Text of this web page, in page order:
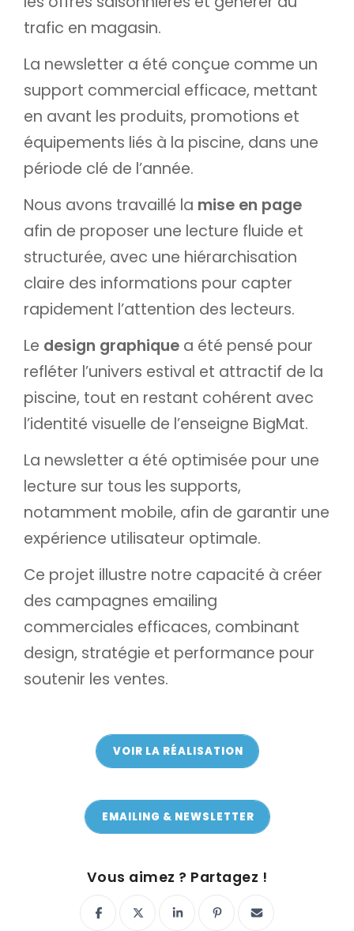
trafic en magasin.
La newsletter a été conçue comme un
support commercial efficace, mettant
en avant les produits, promotions et
équipements liés à la piscine, dans une
période clé de l’année.
Nous avons travaillé la mise en page
afin de proposer une lecture fluide et
structurée, avec une hiérarchisation
claire des informations pour capter
rapidement l’attention des lecteurs.
Le design graphique a été pensé pour
refléter l’univers estival et attractif de la
piscine, tout en restant cohérent avec
l’identité visuelle de l’enseigne BigMat.
La newsletter a été optimisée pour une
lecture sur tous les supports,
notamment mobile, afin de garantir une
expérience utilisateur optimale.
Ce projet illustre notre capacité à créer
des campagnes emailing
commerciales efficaces, combinant
design, stratégie et performance pour
soutenir les ventes.
VOIR LA RÉALISATION
VOIR LA RÉALISATION
ON Y VA !
EMAILING & NEWSLETTER
Vous aimez ? Partagez !